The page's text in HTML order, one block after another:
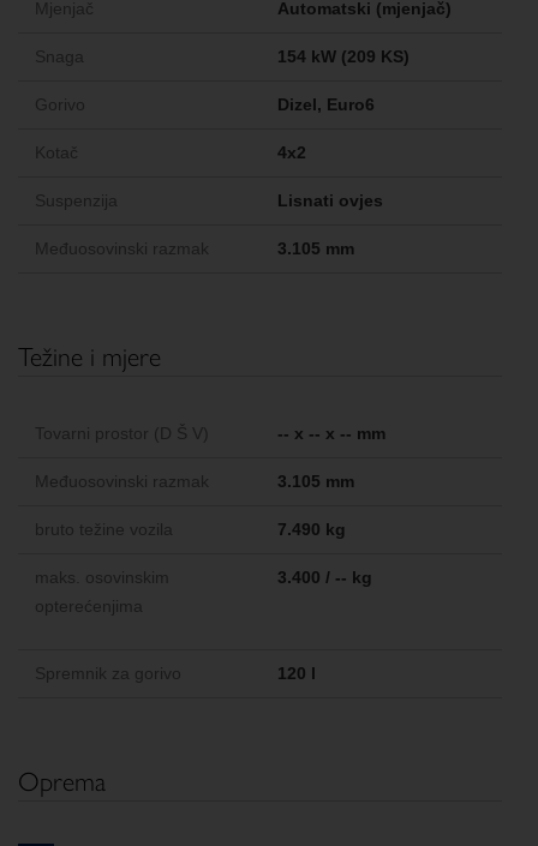
Mjenjač Automatski (mjenjač)
Snaga 154 kW (209 KS)
Gorivo Dizel, Euro6
Kotač 4x2
Suspenzija Lisnati ovjes
Međuosovinski razmak 3.105 mm
Težine i mjere
Tovarni prostor (D Š V) -- x -- x -- mm
Međuosovinski razmak 3.105 mm
bruto težine vozila 7.490 kg
maks. osovinskim
opterećenjima
3.400 / -- kg
Spremnik za gorivo 120 l
Oprema